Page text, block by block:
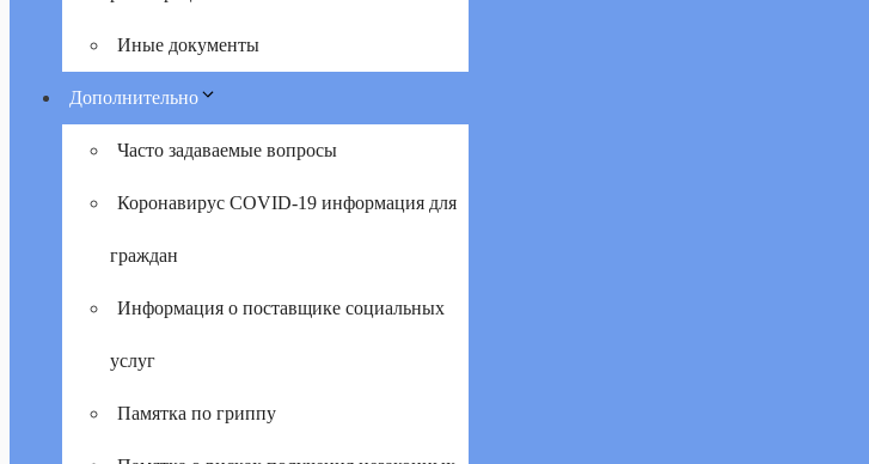
Иные документы
Дополнительно
Часто задаваемые вопросы
Коронавирус COVID-19 информация для
граждан
Информация о поставщике социальных
услуг
Памятка по гриппу